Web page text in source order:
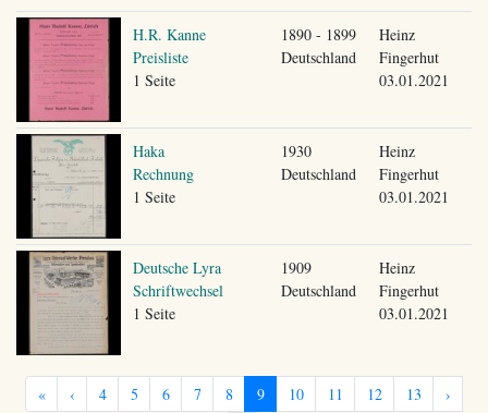
H.R. Kanne
Preisliste
1 Seite
1890 - 1899
Deutschland
Heinz
Fingerhut
03.01.2021
Haka
Rechnung
1 Seite
1930
Deutschland
Heinz
Fingerhut
03.01.2021
Deutsche Lyra
Schriftwechsel
1 Seite
1909
Deutschland
Heinz
Fingerhut
03.01.2021
« ‹ 4 5 6 7 8 9 10 11 12 13 ›